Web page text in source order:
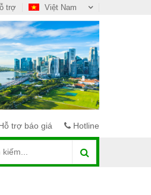
Việt Nam
trợ
trợ báo giá Hotline